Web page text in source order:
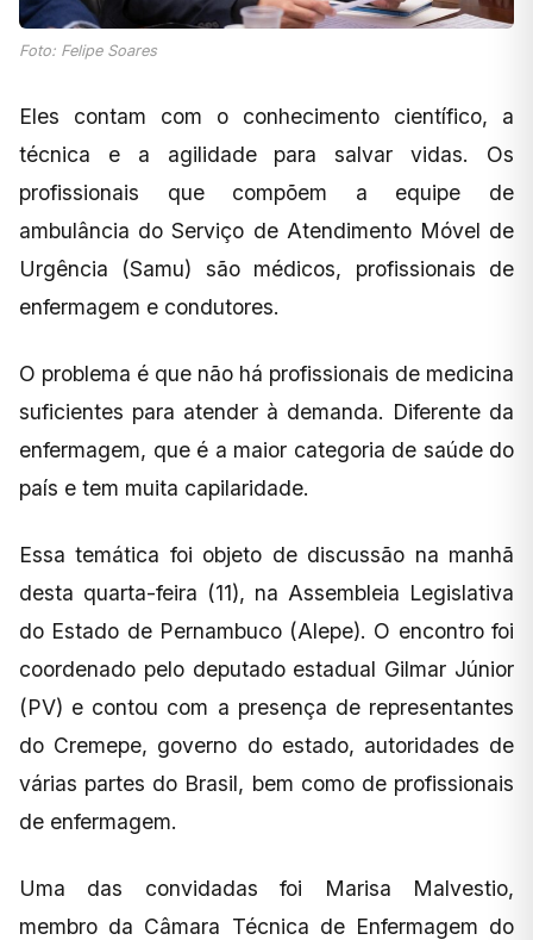
Foto: Felipe Soares
Eles contam com o conhecimento científico, a
técnica e a agilidade para salvar vidas. Os
profissionais que compõem a equipe de
ambulância do Serviço de Atendimento Móvel de
Urgência (Samu) são médicos, profissionais de
enfermagem e condutores.
O problema é que não há profissionais de medicina
suficientes para atender à demanda. Diferente da
enfermagem, que é a maior categoria de saúde do
país e tem muita capilaridade.
Essa temática foi objeto de discussão na manhã
desta quarta-feira (11), na Assembleia Legislativa
do Estado de Pernambuco (Alepe). O encontro foi
coordenado pelo deputado estadual Gilmar Júnior
(PV) e contou com a presença de representantes
do Cremepe, governo do estado, autoridades de
várias partes do Brasil, bem como de profissionais
de enfermagem.
Uma das convidadas foi Marisa Malvestio,
membro da Câmara Técnica de Enfermagem do